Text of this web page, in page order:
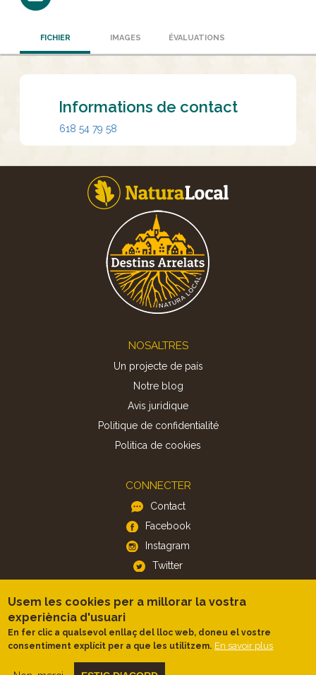
FICHIER IMAGES ÉVALUATIONS
Informations de contact
618 54 79 58
NOSALTRES
Un projecte de país
Notre blog
Avis juridique
Politique de confidentialité
Politica de cookies
CONNECTER
Contact
Facebook
Instagram
Twitter
APP
iOS
Android
Usem les cookies per a millorar la vostra
experiència d'usuari
En fer clic a qualsevol enllaç del lloc web, doneu el vostre
consentiment explícit per a que les utilitzem. En savoir plus